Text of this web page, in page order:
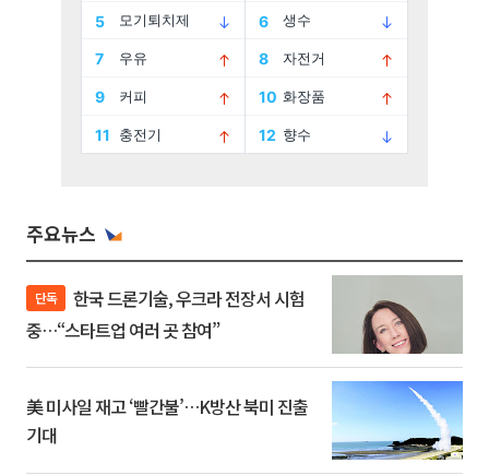
주요뉴스
단독
중…“스타트업 여러 곳 참여”
美 미사일 재고 ‘빨간불’…K방산 북미 진출
기대